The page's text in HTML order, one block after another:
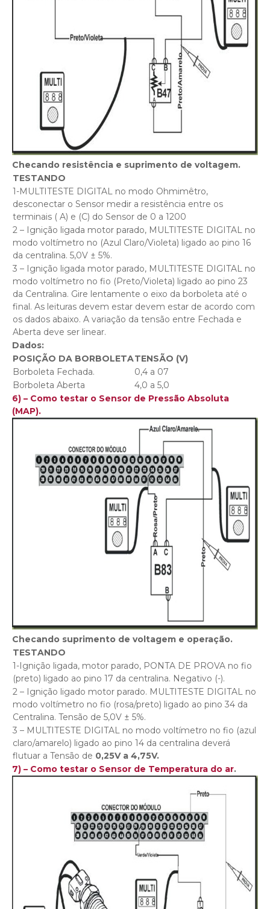
Checando resistência e suprimento de voltagem.
TESTANDO
1-MULTITESTE DIGITAL no modo Ohmimêtro,
desconectar o Sensor medir a resistência entre os
terminais ( A) e (C) do Sensor de 0 a 1200
2 – Ignição ligada motor parado, MULTITESTE DIGITAL no
modo voltímetro no (Azul Claro/Violeta) ligado ao pino 16
da centralina. 5,0V ± 5%.
3 – Ignição ligada motor parado, MULTITESTE DIGITAL no
modo voltímetro no fio (Preto/Violeta) ligado ao pino 23
da Centralina. Gire lentamente o eixo da borboleta até o
final. As leituras devem estar devem estar de acordo com
os dados abaixo. A variação da tensão entre Fechada e
Aberta deve ser linear.
Dados:
POSIÇÃO DA BORBOLETATENSÃO (V)
Borboleta Fechada.
0,4 a 07
Borboleta Aberta
4,0 a 5,0
6) – Como testar o Sensor de Pressão Absoluta
(MAP).
Checando suprimento de voltagem e operação.
TESTANDO
1-Ignição ligada, motor parado, PONTA DE PROVA no fio
(preto) ligado ao pino 17 da centralina. Negativo (-).
2 – Ignição ligado motor parado. MULTITESTE DIGITAL no
modo voltímetro no fio (rosa/preto) ligado ao pino 34 da
Centralina. Tensão de 5,0V ± 5%.
3 – MULTITESTE DIGITAL no modo voltímetro no fio (azul
claro/amarelo) ligado ao pino 14 da centralina deverá
flutuar a Tensão de 0,25V a 4,75V.
7) – Como testar o Sensor de Temperatura do ar.